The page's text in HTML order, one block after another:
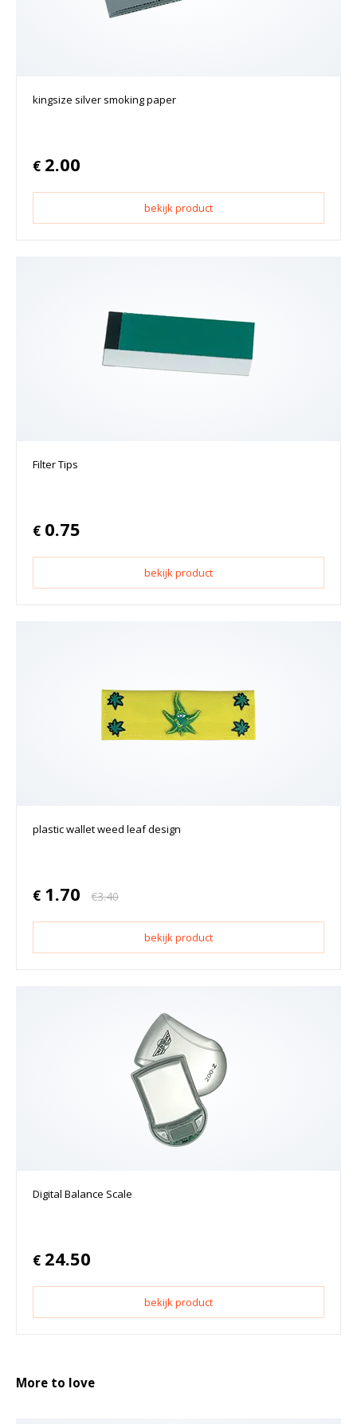
kingsize silver smoking paper
€ 2.00
bekijk product
Filter Tips
€ 0.75
bekijk product
plastic wallet weed leaf design
€ 1.70 €3.40
bekijk product
Digital Balance Scale
€ 24.50
bekijk product
More to love